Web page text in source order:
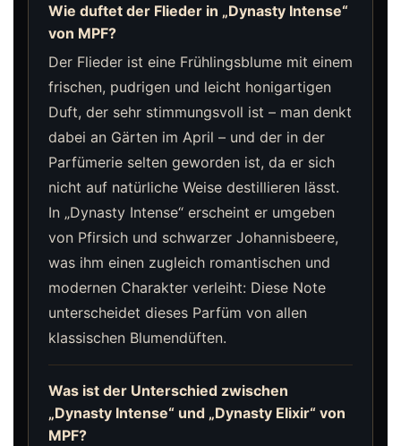
Wie duftet der Flieder in „Dynasty Intense“
von MPF?
Der Flieder ist eine Frühlingsblume mit einem
frischen, pudrigen und leicht honigartigen
Duft, der sehr stimmungsvoll ist – man denkt
dabei an Gärten im April – und der in der
Parfümerie selten geworden ist, da er sich
nicht auf natürliche Weise destillieren lässt.
In „Dynasty Intense“ erscheint er umgeben
von Pfirsich und schwarzer Johannisbeere,
was ihm einen zugleich romantischen und
modernen Charakter verleiht: Diese Note
unterscheidet dieses Parfüm von allen
klassischen Blumendüften.
Was ist der Unterschied zwischen
„Dynasty Intense“ und „Dynasty Elixir“ von
MPF?